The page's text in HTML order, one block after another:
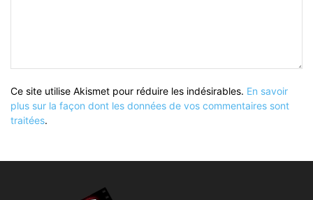
Ce site utilise Akismet pour réduire les indésirables. En savoir
plus sur la façon dont les données de vos commentaires sont
traitées.